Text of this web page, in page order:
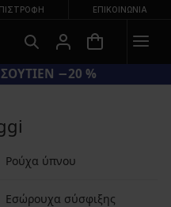
ΕΠΙΚΟΙΝΩΝΊΑ
−20 %
Ρούχα ύπνου
Εσώρουχα σύσφιξης